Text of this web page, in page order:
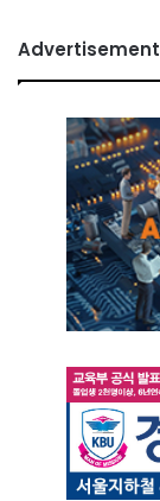
Advertisement